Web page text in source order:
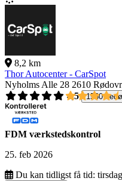
8,2 km
Thor Autocenter - CarSpot
Nyholms Alle 28 2610
4,5
1560
FDM værkstedskontrol
25. feb 2026
Du kan tidligst få tid: